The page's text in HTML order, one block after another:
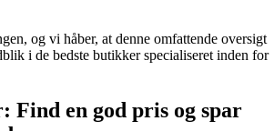
og vi håber, at denne omfattende oversigt
i de bedste butikker specialiseret inden for
Find en god pris og spar